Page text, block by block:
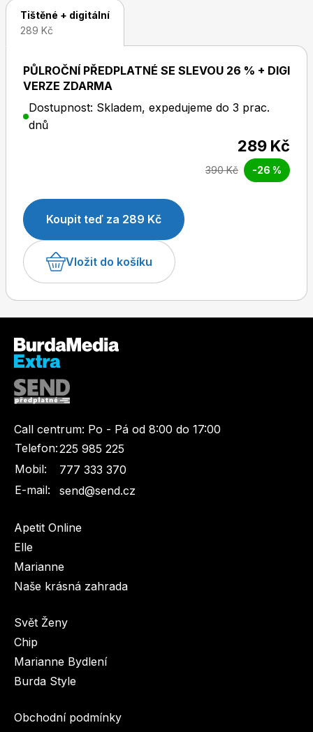
Sudoku a křížovky Burda Best of Plus
Burda Pletení
Burda Best of
Burda Kids
Toprecepty.cz
fotografií z nejhezčích zahrad. V jednotlivých
rubrikách se věnujeme okrasné zahradě a
balkonovým a pokojovým květinám, ale také
pěstování ovoce, zeleniny, bylinek a zvířatům na
zahradě
Tištěné + digitální
289 Kč
PŮLROČNÍ PŘEDPLATNÉ SE SLEVOU 26 % + DIGI
VERZE ZDARMA
Dostupnost: Skladem, expedujeme do 3 prac.
dnů
289 Kč
390 Kč -26 %
Koupit teď za 289 Kč
Vložit do košíku
Call centrum: Po - Pá od 8:00 do 17:00
Telefon:225 985 225
Mobil:
777 333 370
E-mail:
send@send.cz
Apetit Online
Elle
Marianne
Naše krásná zahrada
Svět Ženy
Chip
Marianne Bydlení
Burda Style
Obchodní podmínky